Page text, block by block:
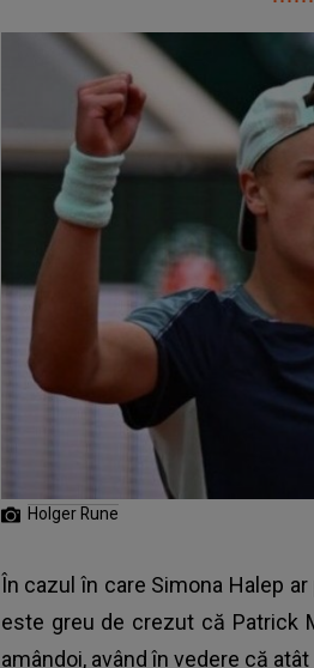
Holger Rune
În cazul în care Simona Halep
este greu de crezut că Patrick
amândoi, având în vedere că